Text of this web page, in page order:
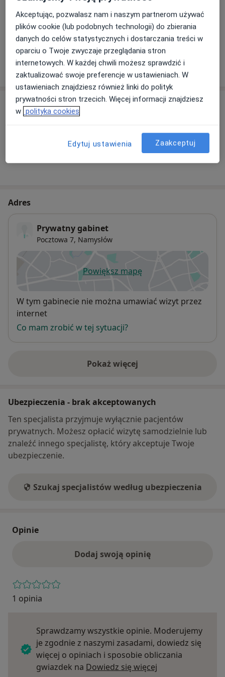
Nadciśnienie tętnicze
Niewydolność serca
Zaburzenia rytmu serca
Choroba wieńcowa
Choroby serca
+8 a11y_sr_more_diseases
Pokaż więcejo doświadczeniu
Usługi i ceny
Ten lekarz nie dodał jeszcze informacji o usługach i
Adres
Prywatny gabinet
Pocztowa 7, Namysłów
Powiększ mapęotwiera się w nowej karcie
Dostępność
W tym gabinecie nie można umawiać wizyt przez
internet
Co mam zrobić w tej sytuacji?
Pokaż więcej
o adresie
Ubezpieczenia - brak akceptowanych
Ten specjalista przyjmuje wyłącznie pacjentów
prywatnych. Możesz opłacić wizytę samodzielnie lub
znaleźć innego specjalistę, który akceptuje Twoje
ubezpieczenie.
Szukaj specjalistów według ubezpieczenia
Opinie
Dodaj swoją opinię
1 opinia
Sprawdzamy wszystkie opinie. Moderujemy
je zgodnie z naszymi zasadami, dowiedz się
więcej o opiniach i sposobie obliczania
gwiazdek na Dowiedz się więcej
Akceptując, pozwalasz nam i naszym partnerom używać
plików cookie (lub podobnych technologii) do zbierania
danych do celów statystycznych i dostarczania treści w
oparciu o Twoje zwyczaje przeglądania stron
internetowych. W każdej chwili możesz sprawdzić i
zaktualizować swoje preferencje w ustawieniach. W
ustawieniach znajdziesz również linki do polityk
prywatności stron trzecich. Więcej informacji znajdziesz
w polityka cookies
Edytuj ustawienia Zaakceptuj